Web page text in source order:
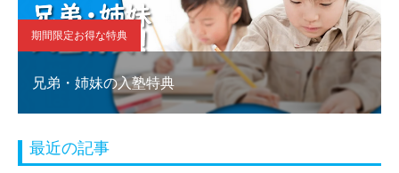
期間限定お得な特典
兄弟・姉妹の入塾特典
最近の記事